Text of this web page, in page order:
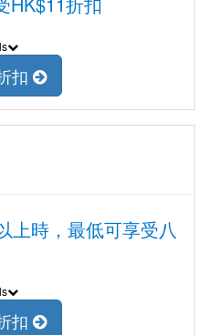
扣
上時，最低可享受八
扣